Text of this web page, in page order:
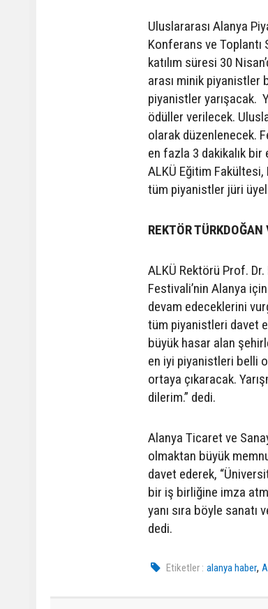
Uluslararası Alanya
Konferans ve Toplantı
katılım süresi 30
arası minik piyanistler
piyanistler yarışacak.
ödüller verilecek.
olarak düzenlenecek.
en fazla 3 dakikalık
ALKÜ Eğitim Fakültesi,
tüm piyanistler jüri
REKTÖR
ALKÜ Rektörü Prof.
Festivali’nin Alanya
devam edeceklerini
tüm piyanistleri davet
büyük hasar alan
en iyi piyanistleri belli
ortaya çıkaracak.
dilerim.” dedi.
Alanya Ticaret ve
olmaktan büyük
davet ederek,
bir iş birliğine imza
yanı sıra böyle sanatı
dedi.
Etiketler : alanya haber,